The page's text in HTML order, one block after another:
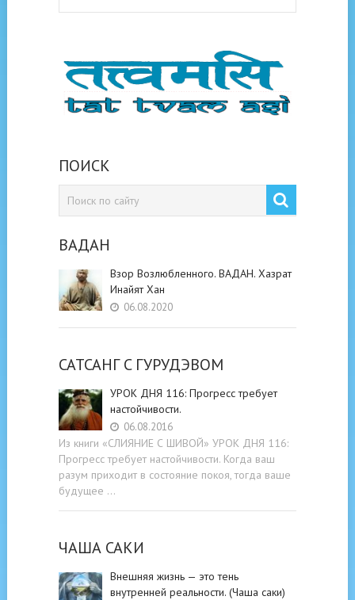
ПОИСК
ВАДАН
Взор Возлюбленного. ВАДАН. Хазрат
Инайят Хан
06.08.2020
САТСАНГ C ГУРУДЭВОМ
УРОК ДНЯ 116: Прогресс требует
настойчивости.
06.08.2016
Из книги «СЛИЯНИЕ С ШИВОЙ» УРОК ДНЯ 116:
Прогресс требует настойчивости. Когда ваш
разум приходит в состояние покоя, тогда ваше
будущее …
ЧАША САКИ
Внешняя жизнь — это тень
внутренней реальности. (Чаша саки)